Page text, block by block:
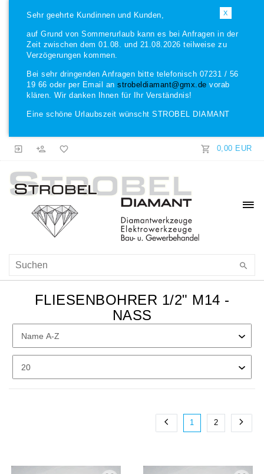
X
Sehr geehrte Kundinnen und Kunden,
auf Grund von Sommerurlaub kann es bei Anfragen in der
Zeit zwischen dem 01.08. und 21.08.2026 teilweise zu
Verzögerungen kommen.
Bei sehr dringenden Anfragen bitte telefonisch 07231 / 56
19 66 oder per Email an strobeldiamant@gmx.de vorab
klären. Wir danken Ihnen für Ihr Verständnis!
Eine schöne Urlaubszeit wünscht STROBEL DIAMANT
0,00 EUR
FLIESENBOHRER 1/2" M14 -
NASS
1 2